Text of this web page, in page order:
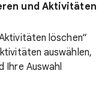
und Aktivitäten
löschen“
auswählen,
Ihre Auswahl